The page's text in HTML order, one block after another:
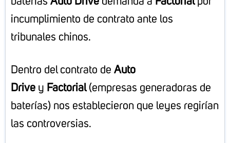
incumplimiento de contrato ante los
tribunales chinos.
Dentro del contrato de Auto
Drive y Factorial(empresas generadoras de
baterías) nos establecieron que leyes regirían
las controversias.